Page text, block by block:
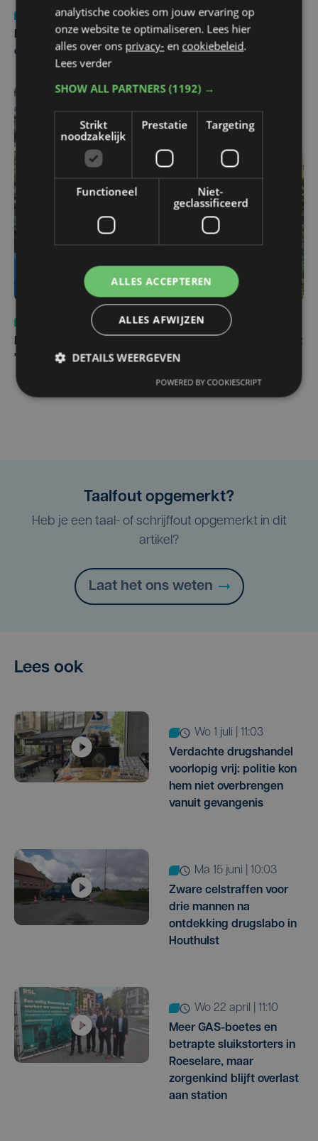
Nieuws
za 1 augustus | 22:36
Belgisch Solar Team met West-Vlamingen wint voor
eerst in VS
do 30 juli | 17:04
Karel Sabbe hervat recordpoging na ziekenhuisbezoek:
"Blij dat we niet hebben moeten stoppen"
Taalfout opgemerkt?
Heb je een taal- of schrijffout opgemerkt in dit
artikel?
Laat het ons weten
Lees ook
wo 1 juli | 11:03
Verdachte drugshandel
voorlopig vrij: politie kon
hem niet overbrengen
vanuit gevangenis
ma 15 juni | 10:03
Zware celstraffen voor
drie mannen na
ontdekking drugslabo in
Houthulst
wo 22 april | 11:10
Meer GAS-boetes en
betrapte sluikstorters in
Roeselare, maar
zorgenkind blijft overlast
aan station
analytische cookies om jouw ervaring op
onze website te optimaliseren. Lees hier
alles over ons privacy- en cookiebeleid.
Lees verder
SHOW ALL PARTNERS(1192) →
Strikt
noodzakelijk
Prestatie Targeting
Functioneel
Niet-
geclassificeerd
ALLES ACCEPTEREN
ALLES AFWIJZEN
DETAILS WEERGEVEN
POWERED BY COOKIESCRIPT